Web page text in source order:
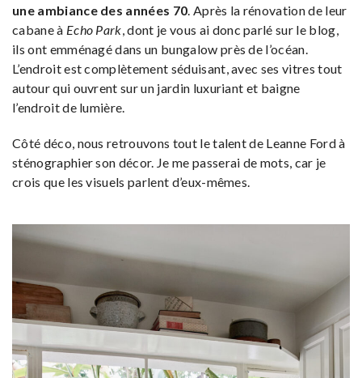
une ambiance des années 70. Après la rénovation de leur
cabane à Echo Park, dont je vous ai donc parlé sur le blog,
ils ont emménagé dans un bungalow près de l’océan.
L’endroit est complètement séduisant, avec ses vitres tout
autour qui ouvrent sur un jardin luxuriant et baigne
l’endroit de lumière.
Côté déco, nous retrouvons tout le talent de Leanne Ford à
sténographier son décor. Je me passerai de mots, car je
crois que les visuels parlent d’eux-mêmes.